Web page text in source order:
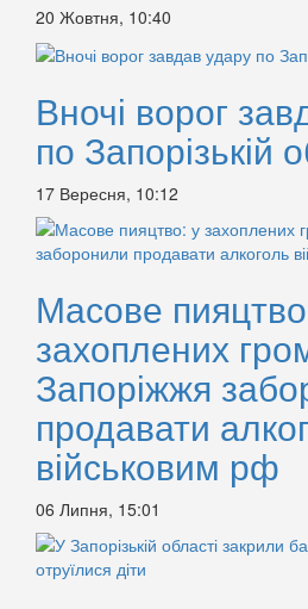
20 Жовтня, 10:40
Вночі ворог
по Запорізькій
17 Вересня, 10:12
Масове
захоплених
Запоріжжя
продавати
військовим рф
06 Липня, 15:01